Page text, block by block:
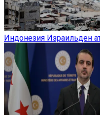
Индонезия Израильден